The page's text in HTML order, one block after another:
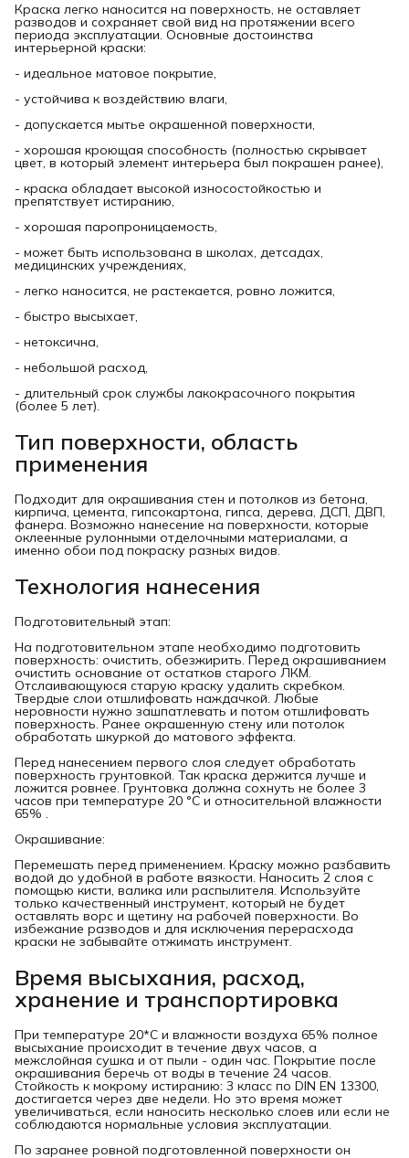
Краска легко наносится на поверхность, не оставляет
разводов и сохраняет свой вид на протяжении всего
периода эксплуатации. Основные достоинства
интерьерной краски:
- идеальное матовое покрытие,
- устойчива к воздействию влаги,
- допускается мытье окрашенной поверхности,
- хорошая кроющая способность (полностью скрывает
цвет, в который элемент интерьера был покрашен ранее),
- краска обладает высокой износостойкостью и
препятствует истиранию,
- хорошая паропроницаемость,
- может быть использована в школах, детсадах,
медицинских учреждениях,
- легко наносится, не растекается, ровно ложится,
- быстро высыхает,
- нетоксична,
- небольшой расход,
- длительный срок службы лакокрасочного покрытия
(более 5 лет).
Тип поверхности, область
применения
Подходит для окрашивания стен и потолков из бетона,
кирпича, цемента, гипсокартона, гипса, дерева, ДСП, ДВП,
фанера. Возможно нанесение на поверхности, которые
оклеенные рулонными отделочными материалами, а
именно обои под покраску разных видов.
Технология нанесения
Подготовительный этап:
На подготовительном этапе необходимо подготовить
поверхность: очистить, обезжирить. Перед окрашиванием
очистить основание от остатков старого ЛКМ.
Отслаивающуюся старую краску удалить скребком.
Твердые слои отшлифовать наждачкой. Любые
неровности нужно зашпатлевать и потом отшлифовать
поверхность. Ранее окрашенную стену или потолок
обработать шкуркой до матового эффекта.
Перед нанесением первого слоя следует обработать
поверхность грунтовкой. Так краска держится лучше и
ложится ровнее. Грунтовка должна сохнуть не более 3
часов при температуре 20 °С и относительной влажности
65% .
Окрашивание:
Перемешать перед применением. Краску можно разбавить
водой до удобной в работе вязкости. Наносить 2 слоя с
помощью кисти, валика или распылителя. Используйте
только качественный инструмент, который не будет
оставлять ворс и щетину на рабочей поверхности. Во
избежание разводов и для исключения перерасхода
краски не забывайте отжимать инструмент.
Время высыхания, расход,
хранение и транспортировка
При температуре 20*С и влажности воздуха 65% полное
высыхание происходит в течение двух часов, а
межслойная сушка и от пыли - один час. Покрытие после
окрашивания беречь от воды в течение 24 часов.
Стойкость к мокрому истиранию: 3 класс по DIN EN 13300,
достигается через две недели. Но это время может
увеличиваться, если наносить несколько слоев или если не
соблюдаются нормальные условия эксплуатации.
По заранее ровной подготовленной поверхности он